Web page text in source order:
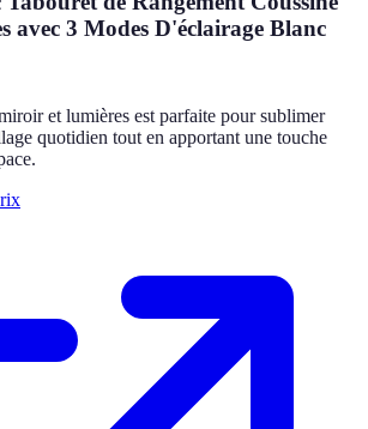
avec 3 Modes D'éclairage Blanc
et lumières est parfaite pour sublimer
quotidien tout en apportant une touche